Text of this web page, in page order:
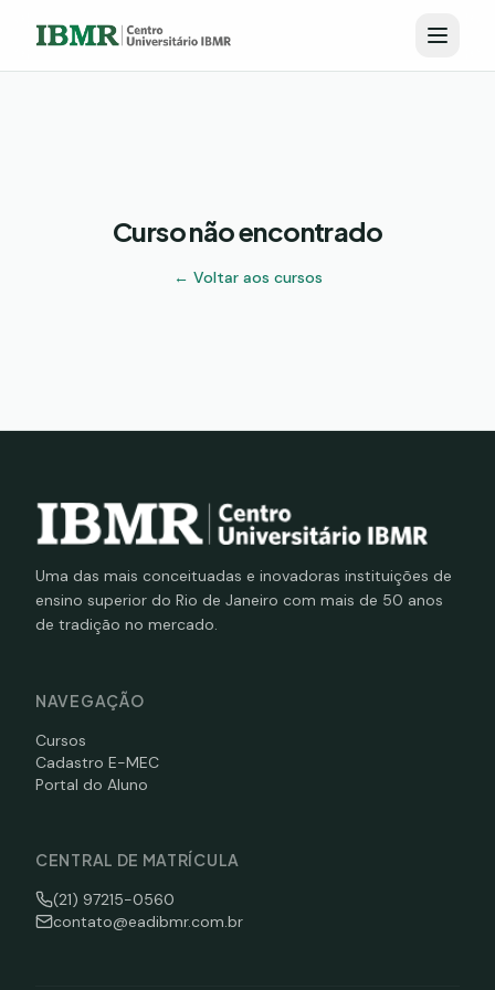
Curso não encontrado
← Voltar aos cursos
Uma das mais conceituadas e inovadoras instituições de
ensino superior do Rio de Janeiro com mais de 50 anos
de tradição no mercado.
NAVEGAÇÃO
Cursos
Cadastro E-MEC
Portal do Aluno
CENTRAL DE MATRÍCULA
(21) 97215-0560
contato@eadibmr.com.br